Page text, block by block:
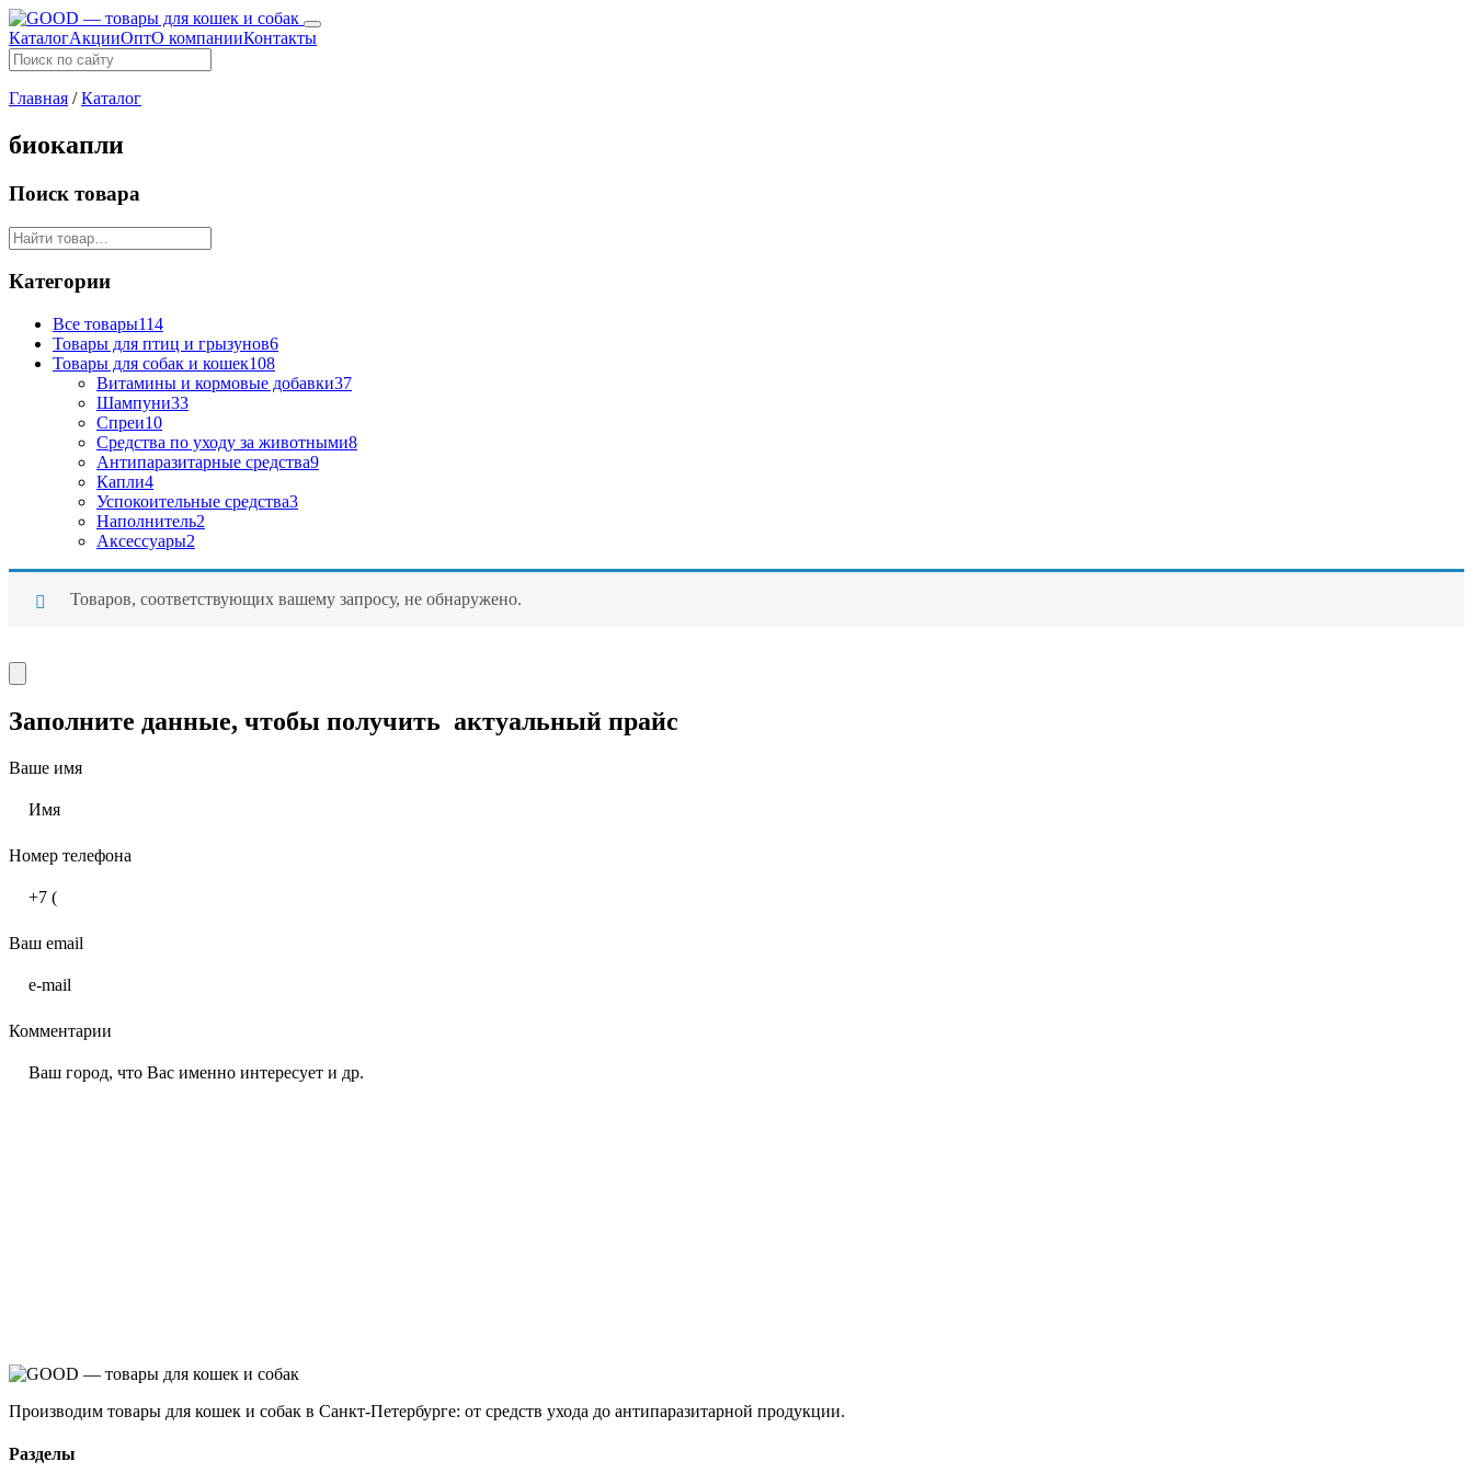
КаталогАкцииОптО компанииКонтакты
Главная /Каталог
биокапли
Поиск товара
Категории
Все товары114
Товары для птиц и грызунов6
Товары для собак и кошек108
Витамины и кормовые добавки37
Шампуни33
Спреи10
Средства по уходу за животными8
Антипаразитарные средства9
Капли4
Успокоительные средства3
Наполнитель2
Аксессуары2
Товаров, соответствующих вашему запросу, не обнаружено.
Заполните данные, чтобы получить актуальный прайс
Ваше имя
Номер телефона
Ваш email
Комментарии
Производим товары для кошек и собак в Санкт-Петербурге: от средств ухода до антипаразитарной продукции.
Разделы